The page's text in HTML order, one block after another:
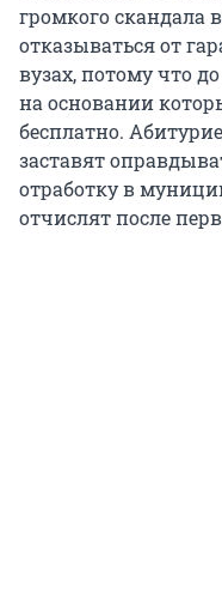
громкого скандала
отказываться от
вузах, потому что
на основании
бесплатно.
заставят
отработку в
отчислят после